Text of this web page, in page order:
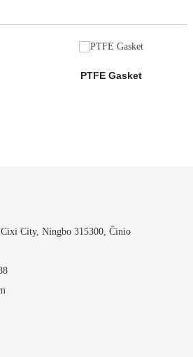
PTFE Gasket
Cixi City, Ningbo 315300, Ĉinio